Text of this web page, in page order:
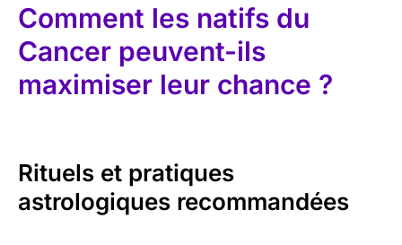
Comment les natifs du
Cancer peuvent-ils
maximiser leur chance ?
Rituels et pratiques
astrologiques recommandées